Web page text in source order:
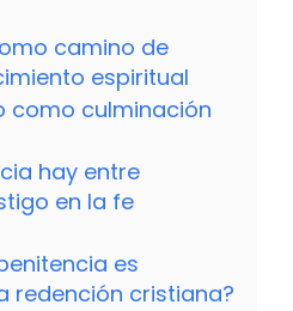
camino de
espiritual
como culminación
hay entre
en la fe
es
redención cristiana?